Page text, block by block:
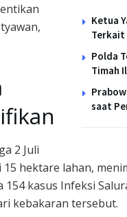
Ketua
Terkait
Polda
Timah
saat
2 Juli
hektare lahan,
kasus Infeksi
kebakaran tersebut.